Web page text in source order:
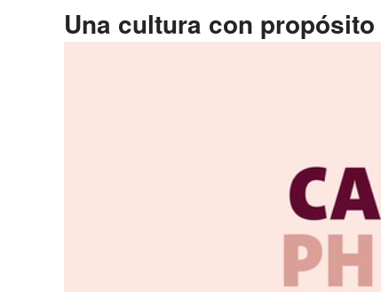
Una cultura con